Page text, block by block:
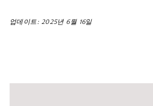
업데이트: 2025년 6월 16일